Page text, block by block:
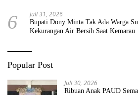
6 Juli 31, 2026
Bupati Dony Minta Tak Ada Warga
Kekurangan Air Bersih Saat Kemarau
Popular Post
Juli 30, 2026
Ribuan Anak PAUD